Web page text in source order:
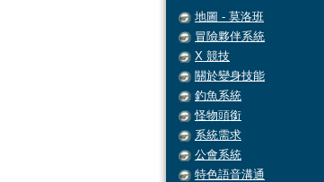
地圖 - 莫洛班
冒險夥伴系統
X 競技
關於變身技能
釣魚系統
怪物頭銜
系統需求
公會系統
特色語音溝通